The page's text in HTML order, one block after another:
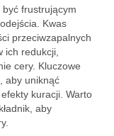
frustrującym
Kwas
przeciwzapalnych
ich redukcji,
cery. Kluczowe
aby uniknąć
kuracji. Warto
aby